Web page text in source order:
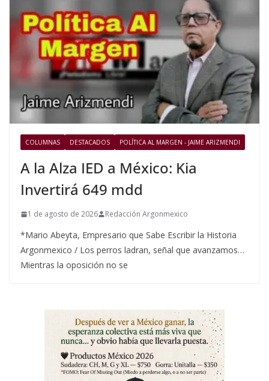
COLUMNAS DESTACADOS POLÍTICA AL MARGEN - JAIME ARIZMENDI
A la Alza IED a México: Kia
Invertirá 649 mdd
1 de agosto de 2026 Redacción Argonmexico
*Mario Abeyta, Empresario que Sabe Escribir la Historia
Argonmexico / Los perros ladran, señal que avanzamos…
Mientras la oposición no se